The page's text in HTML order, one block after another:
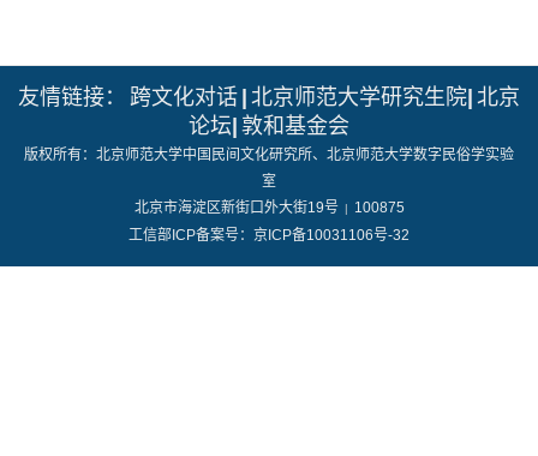
友情链接： 跨文化对话 | 北京师范大学研究生院| 北京
论坛| 敦和基金会
版权所有：北京师范大学中国民间文化研究所、北京师范大学数字民俗学实验
室
北京市海淀区新街口外大街19号 |
100875
工信部ICP备案号：京ICP备10031106号-32